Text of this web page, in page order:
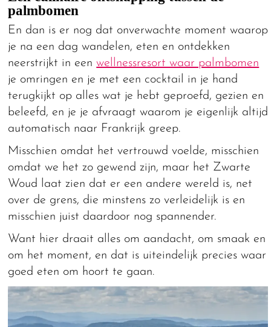
palmbomen
En dan is er nog dat onverwachte moment waarop
je na een dag wandelen, eten en ontdekken
neerstrijkt in eenwellnessresort waar palmbomen
je omringen en je met een cocktail in je hand
terugkijkt op alles wat je hebt geproefd, gezien en
beleefd, en je je afvraagt waarom je eigenlijk altijd
automatisch naar Frankrijk greep.
Misschien omdat het vertrouwd voelde, misschien
omdat we het zo gewend zijn, maar het Zwarte
Woud laat zien dat er een andere wereld is, net
over de grens, die minstens zo verleidelijk is en
misschien juist daardoor nog spannender.
Want hier draait alles om aandacht, om smaak en
om het moment, en dat is uiteindelijk precies waar
goed eten om hoort te gaan.